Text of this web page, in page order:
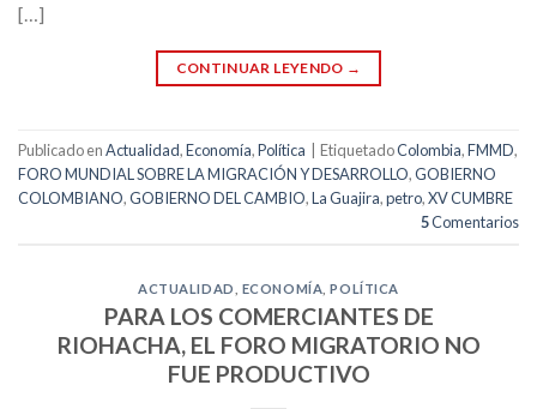
[…]
CONTINUAR LEYENDO →
Publicado enActualidad,Economía,Política EtiquetadoColombia,FMMD,
FORO MUNDIAL SOBRE LA MIGRACIÓN Y DESARROLLO,GOBIERNO
COLOMBIANO,GOBIERNO DEL CAMBIO,La Guajira,petro,XV CUMBRE
5Comentarios
ACTUALIDAD ECONOMÍA ,POLÍTICA
PARA LOS COMERCIANTES DE
RIOHACHA, EL FORO MIGRATORIO NO
FUE PRODUCTIVO